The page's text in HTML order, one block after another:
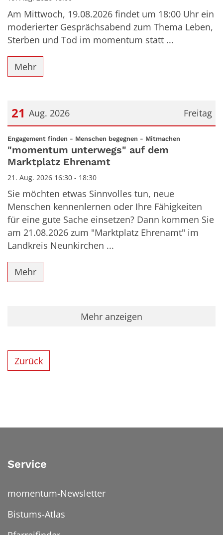
Am Mittwoch, 19.08.2026 findet um 18:00 Uhr ein
moderierter Gesprächsabend zum Thema Leben,
Sterben und Tod im momentum statt ...
Mehr
Freitag
21 Aug. 2026
Datum: 21. August 2026
Engagement finden - Menschen begegnen - Mitmachen
"momentum unterwegs" auf dem
Marktplatz Ehrenamt
21. Aug. 2026 16:30 - 18:30
Sie möchten etwas Sinnvolles tun, neue
Menschen kennenlernen oder Ihre Fähigkeiten
für eine gute Sache einsetzen? Dann kommen Sie
am 21.08.2026 zum "Marktplatz Ehrenamt" im
Landkreis Neunkirchen ...
Mehr
Mehr anzeigen
Zurück
Service
momentum-Newsletter
Bistums-Atlas